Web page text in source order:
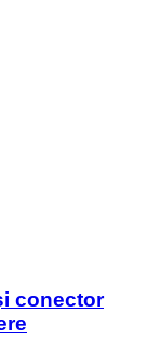
conector